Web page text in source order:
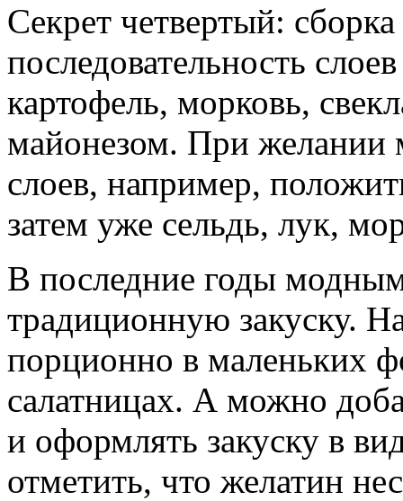
Секрет четвертый: сборка
последовательность
картофель, морковь,
майонезом. При желании
слоев, например,
затем уже сельдь, лук,
В последние годы
традиционную закуску.
порционно в маленьких
салатницах. А можно
и оформлять закуску в
отметить, что желатин